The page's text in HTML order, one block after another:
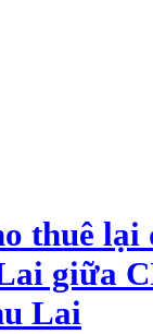
thuê lại
giữa
Lai